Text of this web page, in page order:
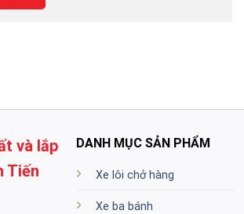
và lắp
Tiến
DANH MỤC SẢN PHẨM
Xe lôi chở hàng
Xe ba bánh